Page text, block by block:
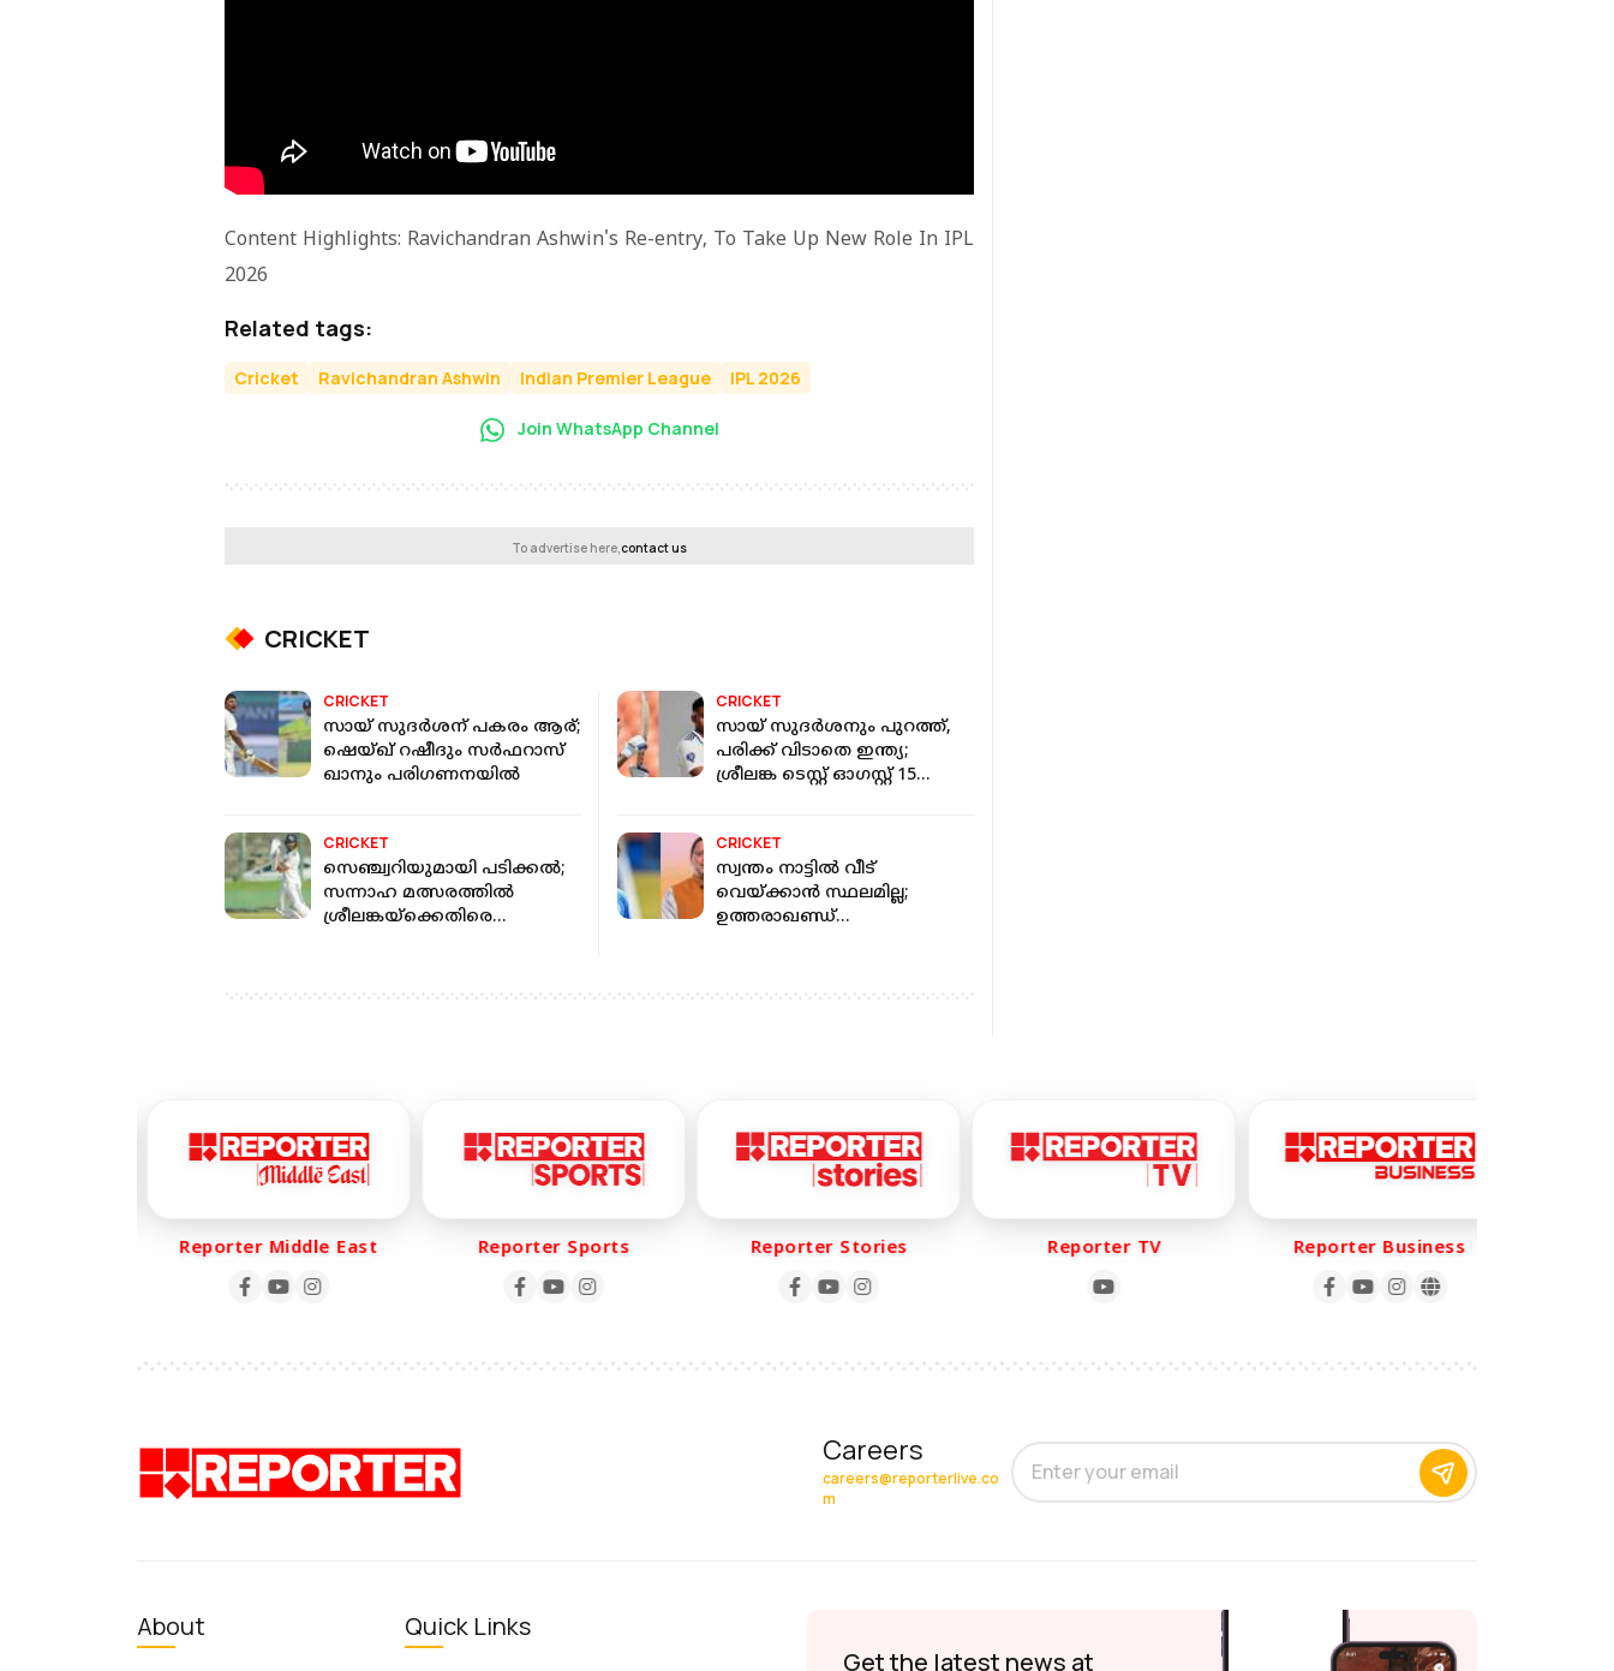
Content Highlights: Ravichandran Ashwin's Re-entry, To Take Up New Role In IPL
2026
Related tags:
Cricket Ravichandran Ashwin Indian Premier League IPL 2026
Join WhatsApp Channel
To advertise here,contact us
CRICKET
CRICKET
സായ് സുദര്‍ശന് പകരം ആര്;
ഷെയ്ഖ് റഷീദും സര്‍ഫറാസ്
ഖാനും പരിഗണനയില്‍
CRICKET
സായ് സുദര്‍ശനും പുറത്ത്,
പരിക്ക് വിടാതെ ഇന്ത്യ;
ശ്രീലങ്ക ടെസ്റ്റ് ഓഗസ്റ്റ് 15
CRICKET
സെഞ്ച്വറിയുമായി പടിക്കൽ;
സന്നാഹ മത്സരത്തിൽ
ശ്രീലങ്കയ്ക്കെതിരെ
CRICKET
സ്വന്തം നാട്ടിൽ വീട്
വെയ്ക്കാൻ സ്ഥലമില്ല;
ഉത്തരാഖണ്ഡ്
Reporter Middle East Reporter Sports Reporter Stories Reporter TV Reporter Business
Careers
careers@reporterlive.co
m
About
Quick Links
Get the latest news at